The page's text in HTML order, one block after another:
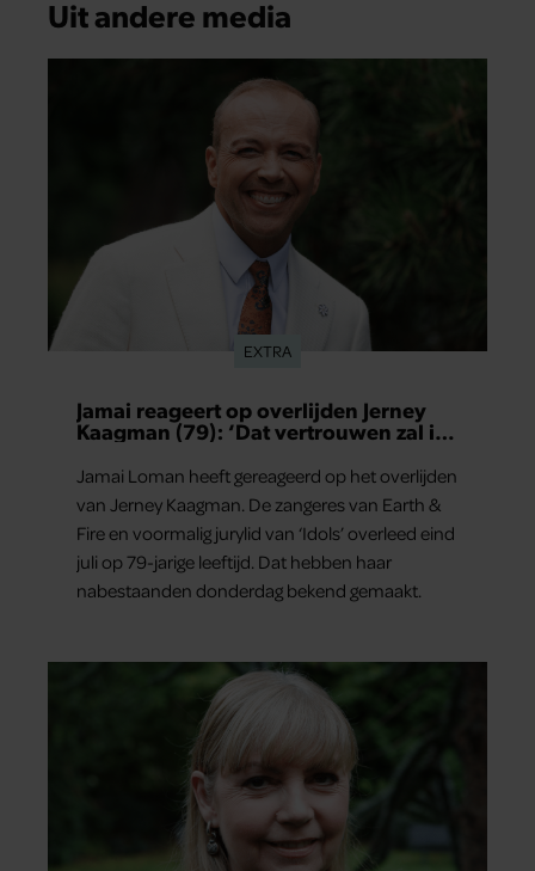
Uit andere media
EXTRA
Jamai reageert op overlijden Jerney
Kaagman (79): ‘Dat vertrouwen zal ik
Jamai Loman heeft gereageerd op het overlijden
van Jerney Kaagman. De zangeres van Earth &
Fire en voormalig jurylid van ‘Idols’ overleed eind
juli op 79-jarige leeftijd. Dat hebben haar
nabestaanden donderdag bekend gemaakt.